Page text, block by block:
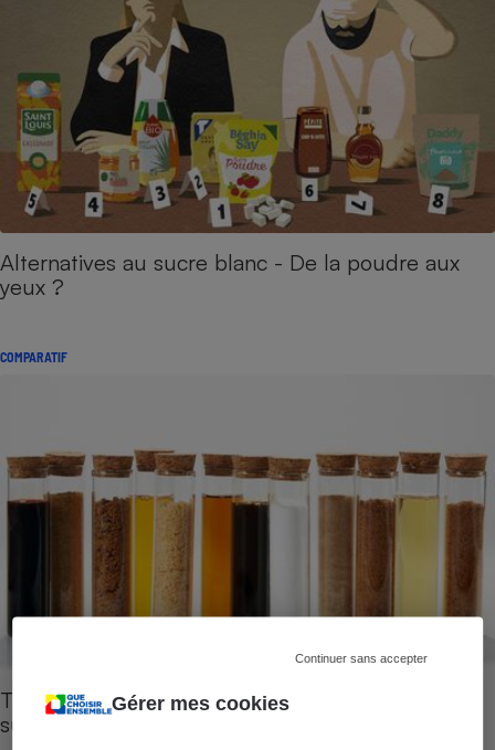
Gérer mes cookies
Continuer sans accepter
Alternatives au sucre blanc - De la poudre aux
yeux ?
COMPARATIF
Tartinables ou en poudre - 12 alternatives au
sucre blanc testées